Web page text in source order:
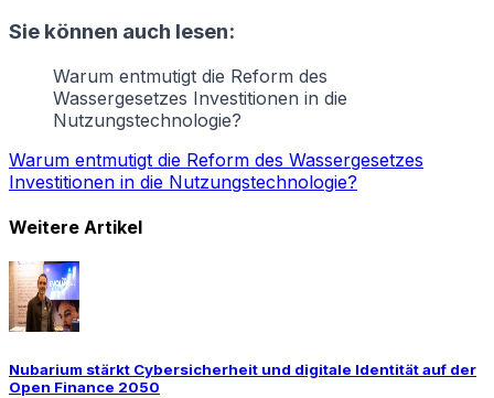
Sie können auch lesen:
Warum entmutigt die Reform des
Wassergesetzes Investitionen in die
Nutzungstechnologie?
Warum entmutigt die Reform des Wassergesetzes
Investitionen in die Nutzungstechnologie?
Weitere Artikel
Nubarium stärkt Cybersicherheit und digitale Identität auf der
Open Finance 2050